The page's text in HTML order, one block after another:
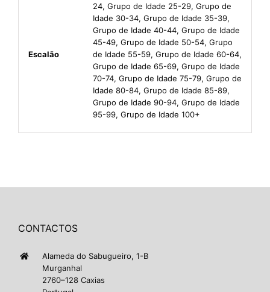
Escalão
24, Grupo de Idade 25-29, Grupo de
Idade 30-34, Grupo de Idade 35-39,
Grupo de Idade 40-44, Grupo de Idade
45-49, Grupo de Idade 50-54, Grupo
de Idade 55-59, Grupo de Idade 60-64,
Grupo de Idade 65-69, Grupo de Idade
70-74, Grupo de Idade 75-79, Grupo de
Idade 80-84, Grupo de Idade 85-89,
Grupo de Idade 90-94, Grupo de Idade
95-99, Grupo de Idade 100+
CONTACTOS
Alameda do Sabugueiro, 1-B
Murganhal
2760–128 Caxias